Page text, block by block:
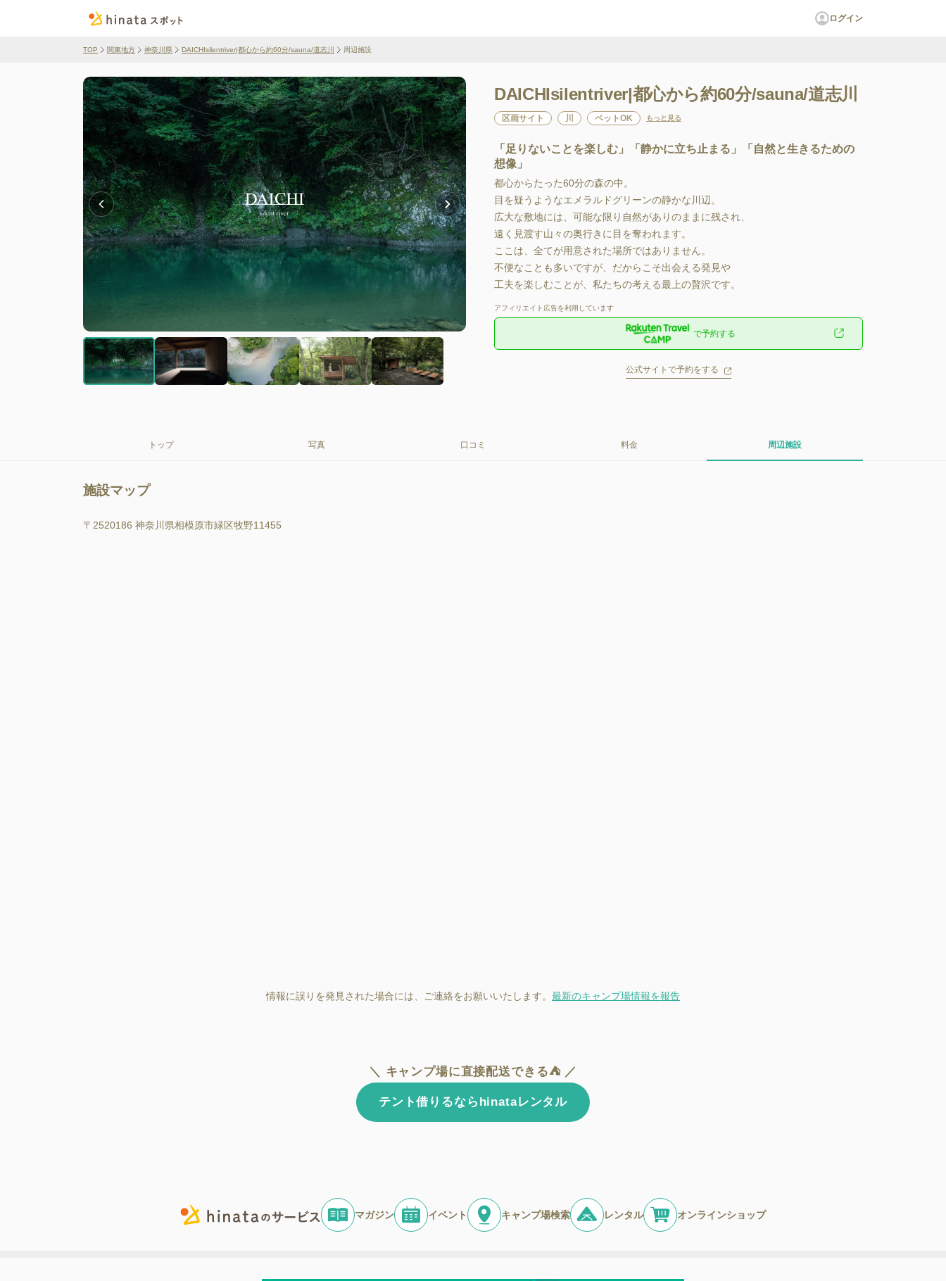
ログイン
TOP 関東地方 神奈川県 DAICHIsilentriver|都心から約60分/sauna/道志川 周辺施設
DAICHIsilentriver|都心から約60分/sauna/道志川
区画サイト 川 ペットOK もっと見る
「足りないことを楽しむ」「静かに立ち止まる」「自然と生きるための
想像」
都心からたった60分の森の中。
目を疑うようなエメラルドグリーンの静かな川辺。
広大な敷地には、可能な限り自然がありのままに残され、
遠く見渡す山々の奥行きに目を奪われます。
ここは、全てが用意された場所ではありません。
不便なことも多いですが、だからこそ出会える発見や
工夫を楽しむことが、私たちの考える最上の贅沢です。
アフィリエイト広告を利用しています
で予約する
公式サイトで予約をする
トップ 写真 口コミ 料金 周辺施設
施設マップ
〒2520186 神奈川県相模原市緑区牧野11455
情報に誤りを発見された場合には、ご連絡をお願いいたします。 最新のキャンプ場情報を報告
＼ キャンプ場に直接配送できる⛺ ／
テント借りるならhinataレンタル
マガジン イベント キャンプ場検索 レンタル オンラインショップ